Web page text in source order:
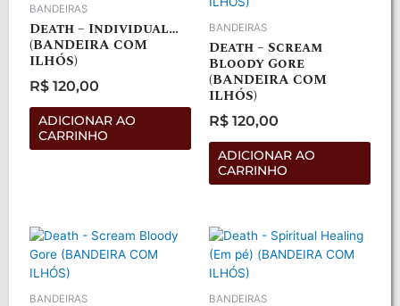
BANDEIRAS
Death – Individual…
(BANDEIRA COM
ILHÓS)
Avaliação
0
R$ 120,00
ADICIONAR AO
CARRINHO
BANDEIRAS
Death – Scream
Bloody Gore
(BANDEIRA COM
ILHÓS)
Avaliação
0
R$ 120,00
ADICIONAR AO
CARRINHO
BANDEIRAS BANDEIRAS